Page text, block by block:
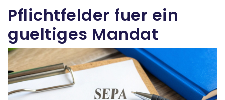
Pflichtfelder fuer ein
gueltiges Mandat